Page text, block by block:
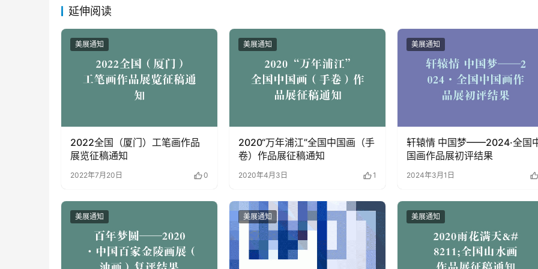
延伸阅读
美展通知
2022全国（厦门）工笔画作品
展览征稿通知
2022年7月20日 0
美展通知
2020“万年浦江”全国中国画（手
卷）作品展征稿通知
2020年4月3日 1
美展通知
轩辕情 中国梦——2024·全国
国画作品展初评结果
2024年3月1日
美展通知 美展通知 美展通知